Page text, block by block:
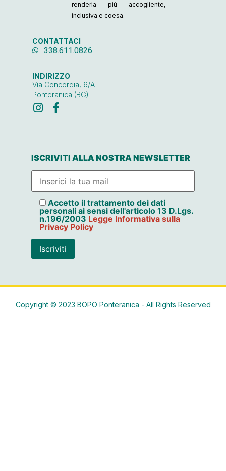
renderla più accogliente,
inclusiva e coesa.
CONTATTACI
338.611.0826
INDIRIZZO
Via Concordia, 6/A
Ponteranica (BG)
ISCRIVITI ALLA NOSTRA NEWSLETTER
Accetto il trattamento dei dati
personali ai sensi dell'articolo 13 D.Lgs.
n.196/2003 Legge Informativa sulla
Privacy Policy
Copyright © 2023 BOPO Ponteranica - All Rights Reserved